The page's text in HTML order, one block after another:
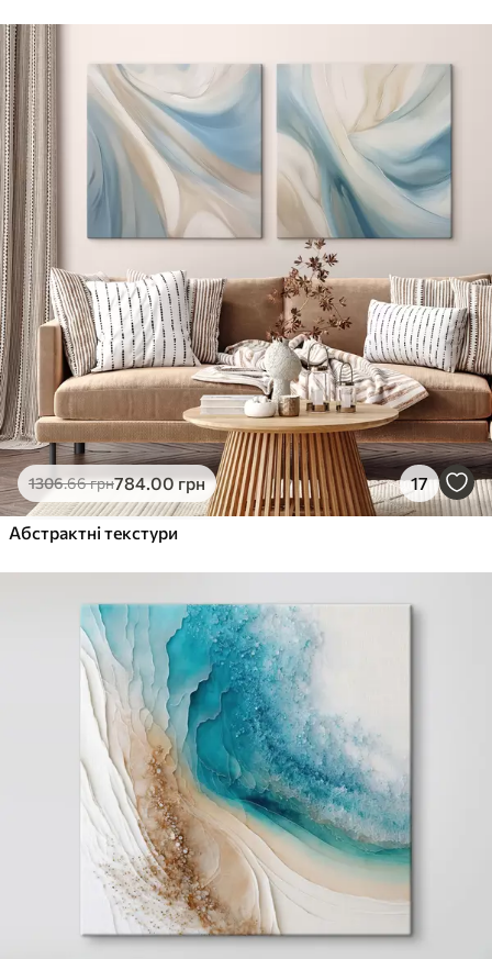
Від290.00грн
✓ Яскраві, насичені кольори
✓ Стійкість до вицвітання
✓ Безпечне чорнило без запаху
✗ Поверхня з текстурою полотна
✗ Екологічний матеріал
Преміум
Від
✓Яскраві, насичені кольори
✓Стійкість до вицвітання
✓ Безпечне чорнило без запаху
✓ Поверхня з текстурою полотна
✗ Екологічний матеріал
Еко-Преміум
Від .00 грн
✓Яскраві, насичені кольори
Поверхня з текстурою полотна
Екологічний матеріал
1306.66грн784.00грн 17
Абстрактні текстури